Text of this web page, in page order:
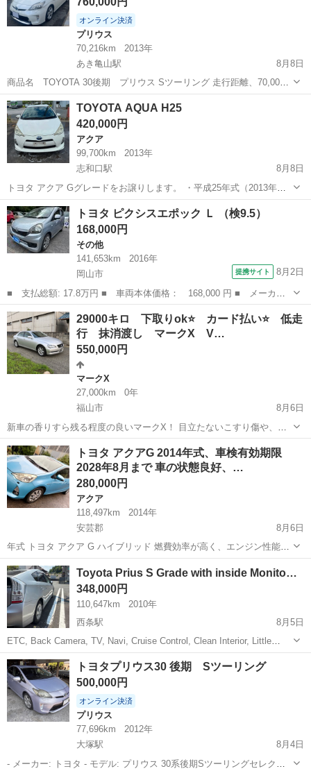
オンライン決済
プリウス
70,216km
2013年
あき亀山駅
8月8日
商品名 TOYOTA 30後期 プリウス Sツーリング 走行距離、70,000k
平成25年式 パール 車検 令和8年8月 本日R8 8月9日車検取得 車検2
年付き 急ぎでは無いのですが、どなたかご利用の...
広島 広島市 あき亀山駅 プリウス
TOYOTA AQUA H25
420,000円
アクア
99,700km
2013年
志和口駅
8月8日
トヨタ アクア Gグレードをお譲りします。 ・平成25年式（2013年）
・グレード：G ・走行距離：99,700km ・AT（オートマ） ・ハイブリ
ッド車 ・車検2年付き ・ETC付き ・内装・外装ともに綺麗です ・エ
ン...
広島 安芸高田市 志和口駅 アクア
トヨタ ピクシスエポック Ｌ （検9.5）
168,000円
その他
141,653km
2016年
岡山市
提携サイト 8月2日
■ 支払総額: 17.8万円 ■ 車両本体価格： 168,000 円 ■ メーカー
名： トヨタ ■ 車種名： ピクシスエポック ■ グレード名： Ｌ
■ 排気量： 660cc ■ ドア枚数： 5D ■ ミッション： CVT...
岡山 岡山市 その他
29000キロ 下取りok⭐️ カード払い⭐️ 低走
行 抹消渡し マークX V…
550,000円
マークX
27,000km
0年
福山市
8月6日
新車の香りすら残る程度の良いマークX！ 目立たないこすり傷や、こ
の時代のトヨタ車持病のダッシュ割れはありますが、ボディの艶も残
っており状態の良さが際立つ車両です。 距離が若いので長く乗れるか
と⭐️ 現金一括、クレカ払い...
広島 福山市 マークX
トヨタ アクアG 2014年式、車検有効期限
2028年8月まで 車の状態良好、…
280,000円
アクア
118,497km
2014年
安芸郡
8月6日
年式 トヨタ アクア G ハイブリッド 燃費効率が高く、エンジン性能も
良好です。 ✅ 年式：2014年 ✅ グレード：トヨタ アクア G ハイブリ
ッド ✅ 走行距離：118,497km ✅ 燃費：約30～35km/L ✅...
広島 安芸郡
Toyota Prius S Grade with inside Monito…
348,000円
110,647km
2010年
西条駅
8月5日
ETC, Back Camera, TV, Navi, Cruise Control, Clean Interior, Little
Scratches and Color faded in the roof
広島 東広島市 西条駅
トヨタプリウス30 後期 Sツーリング
500,000円
オンライン決済
プリウス
77,696km
2012年
大塚駅
8月4日
- メーカー: トヨタ - モデル: プリウス 30系後期Sツーリングセレクシ